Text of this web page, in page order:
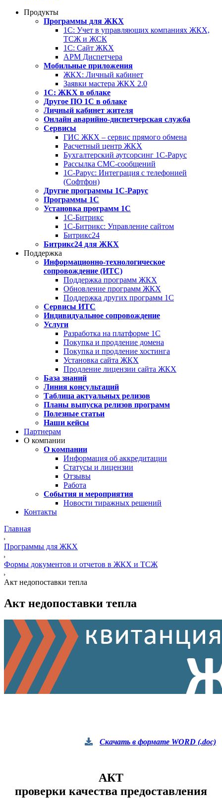
Продукты
Программы для ЖКХ
1С: Учет в управляющих компаниях ЖКХ,
ТСЖ и ЖСК
1С: Сайт ЖКХ
АРМ Диспетчера
Мобильные приложения
ЖКХ: Личный кабинет
Заявки мастера ЖКХ 2.0
1С: ЖКХ в облаке
Другое ПО 1С в облаке
Личный кабинет жителя
Онлайн аварийно-диспетчерская служба
Сервисы
ГИС ЖКХ – сервис прямого обмена
Расчетный центр ЖКХ
Бухгалтерский аутсорсинг 1С-Рарус
Рассылка СМС-сообщений
1С-Рарус: Интеграция с телефонией
(Софтфон)
Другие программы 1С-Рарус
Программы 1С
Установка программ 1С
1С-Битрикс
1С-Битрикс: Управление сайтом
Битрикс24
Битрикс24 для ЖКХ
Поддержка
Информационно-технологическое
сопровождение (ИТС)
Поддержка программ ЖКХ
Обновление программ ЖКХ
Поддержка других программ 1С
Сервисы ИТС
Индивидуальное сопровождение
Услуги
Разработка на платформе 1С
Покупка и продление домена
Покупка и продление хостинга
Установка сайта ЖКХ
Продление лицензии сайта ЖКХ
База знаний
Линия консультаций
Таблица актуальных релизов
Планы выпуска релизов программ
Полезные статьи
Наши кейсы
Партнерам
О компании
О компании
Информация об аккредитации
Статусы и лицензии
Отзывы
Работа
События и мероприятия
Новости тиражных решений
Контакты
Главная
Программы для ЖКХ
Формы документов и отчетов в ЖКХ и ТСЖ
Акт недопоставки тепла
Акт недопоставки тепла
Скачать в формате WORD (.doc)
АКТ
проверки качества предоставления